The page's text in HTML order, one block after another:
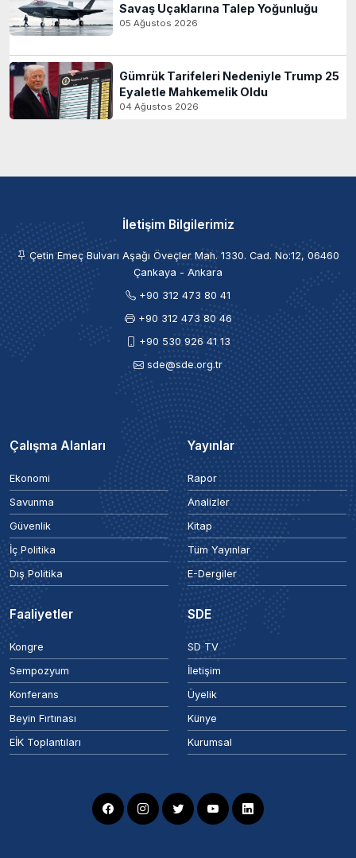
Savaş Uçaklarına Talep Yoğunluğu
05 Ağustos 2026
Gümrük Tarifeleri Nedeniyle Trump 25
Eyaletle Mahkemelik Oldu
04 Ağustos 2026
İletişim Bilgilerimiz
Çetin Emeç Bulvarı Aşağı Öveçler Mah. 1330. Cad. No:12, 06460
Çankaya - Ankara
+90 312 473 80 41
+90 312 473 80 46
+90 530 926 41 13
sde@sde.org.tr
Çalışma Alanları
Ekonomi
Savunma
Güvenlik
İç Politika
Dış Politika
Yayınlar
Rapor
Analizler
Kitap
Tüm Yayınlar
E-Dergiler
Faaliyetler
Kongre
Sempozyum
Konferans
Beyin Fırtınası
EİK Toplantıları
SDE
SD TV
İletişim
Üyelik
Künye
Kurumsal